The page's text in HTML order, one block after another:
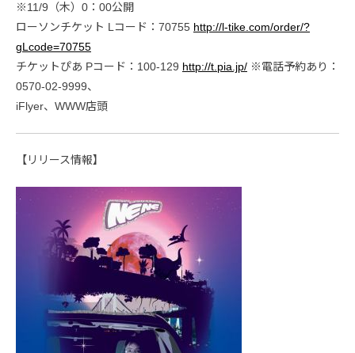
※11/9（木）0：00公開
ローソンチケット Lコード：70755 http://l-tike.com/order/?
gLcode=70755
チケットぴあ Pコード：100-129 http://t.pia.jp/ ※電話予約あり：
0570-02-9999、
iFlyer、WWW店頭
【リリース情報】